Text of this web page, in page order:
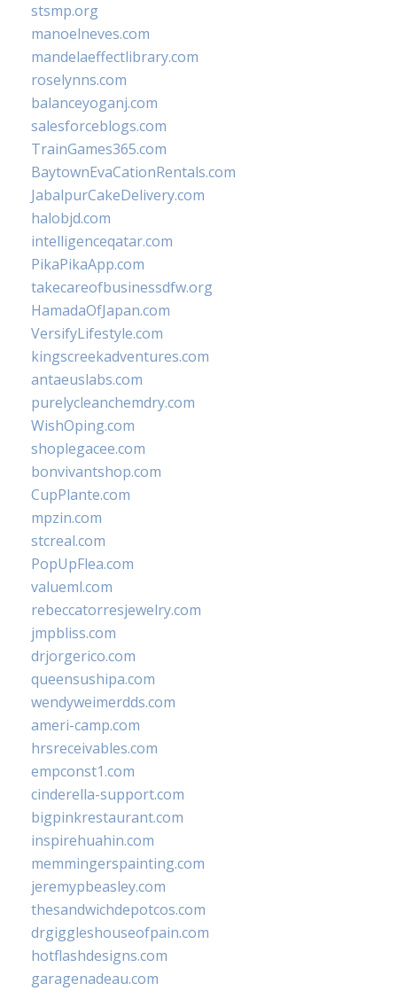
stsmp.org
manoelneves.com
mandelaeffectlibrary.com
roselynns.com
balanceyoganj.com
salesforceblogs.com
TrainGames365.com
BaytownEvaCationRentals.com
JabalpurCakeDelivery.com
halobjd.com
intelligenceqatar.com
PikaPikaApp.com
takecareofbusinessdfw.org
HamadaOfJapan.com
VersifyLifestyle.com
kingscreekadventures.com
antaeuslabs.com
purelycleanchemdry.com
WishOping.com
shoplegacee.com
bonvivantshop.com
CupPlante.com
mpzin.com
stcreal.com
PopUpFlea.com
valueml.com
rebeccatorresjewelry.com
jmpbliss.com
drjorgerico.com
queensushipa.com
wendyweimerdds.com
ameri-camp.com
hrsreceivables.com
empconst1.com
cinderella-support.com
bigpinkrestaurant.com
inspirehuahin.com
memmingerspainting.com
jeremypbeasley.com
thesandwichdepotcos.com
drgiggleshouseofpain.com
hotflashdesigns.com
garagenadeau.com